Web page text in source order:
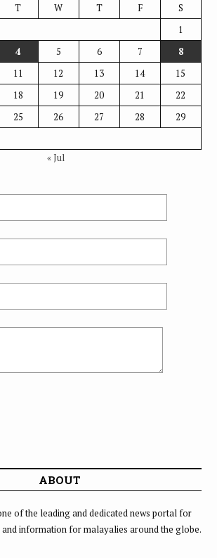
T W T F
S
1
4 5 6 7
8
11 12 13 14
15
18 19 20 21
22
25 26 27 28
29
« Jul
ABOUT
of the leading and dedicated news portal for
and information for malayalies around the globe.